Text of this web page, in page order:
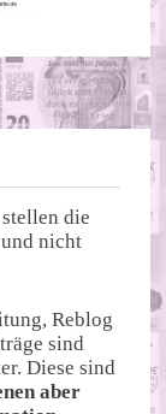
die
nicht
Reblog
sind
Diese sind
aber